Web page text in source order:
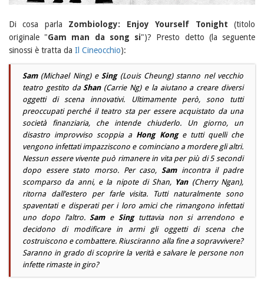
Di cosa parla Zombiology: Enjoy Yourself Tonight (titolo
originale "Gam man da song si")? Presto detto (la seguente
sinossi è tratta da Il Cineocchio):
Sam(Michael Ning) e Sing(Louis Cheung) stanno nel vecchio
teatro gestito da Shan(Carrie Ng) e la aiutano a creare diversi
oggetti di scena innovativi. Ultimamente però, sono tutti
preoccupati perché il teatro sta per essere acquistato da una
società finanziaria, che intende chiuderlo. Un giorno, un
disastro improvviso scoppia a Hong Konge tutti quelli che
vengono infettati impazziscono e cominciano a mordere gli altri.
Nessun essere vivente può rimanere in vita per più di 5 secondi
dopo essere stato morso. Per caso, Samincontra il padre
scomparso da anni, e la nipote di Shan, Yan(Cherry Ngan),
ritorna dall’estero per farle visita. Tutti naturalmente sono
spaventati e disperati per i loro amici che rimangono infettati
uno dopo l’altro. Same Singtuttavia non si arrendono e
decidono di modificare in armi gli oggetti di scena che
costruiscono e combattere. Riusciranno alla fine a sopravvivere?
Saranno in grado di scoprire la verità e salvare le persone non
infette rimaste in giro?